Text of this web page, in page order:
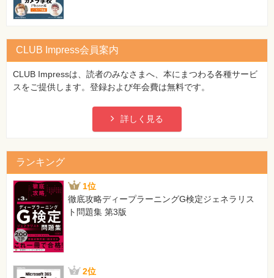
CLUB Impress会員案内
CLUB Impressは、読者のみなさまへ、本にまつわる各種サービ
スをご提供します。登録および年会費は無料です。
詳しく見る
ランキング
1位
徹底攻略ディープラーニングG検定ジェネラリス
ト問題集 第3版
2位